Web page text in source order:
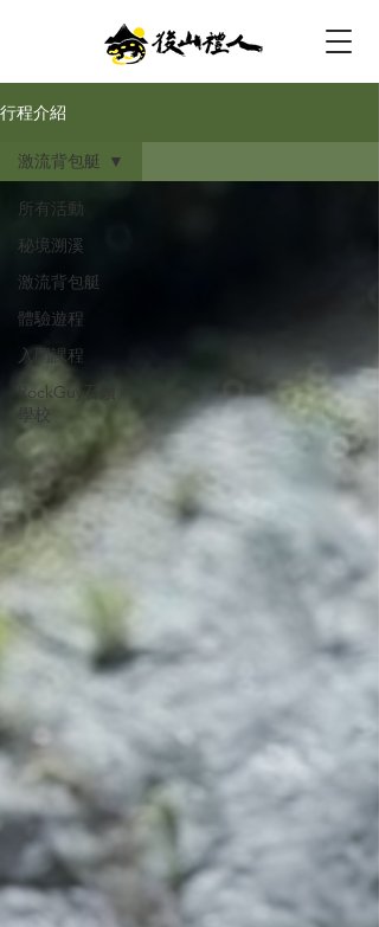
行程介紹
所有活動
秘境溯溪
激流背包艇
體驗遊程
入門課程
RockGuy石頭
學校
激流背包艇